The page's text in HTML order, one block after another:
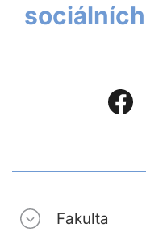
Fakulta